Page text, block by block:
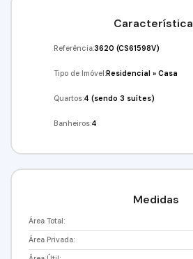
Mercadinho de autoatendimento;-
horasAceita financiamento
visita! (11) 9.8211-2565/ (11) 9.5520-
Referência:3620 (CS61598V)
Tipo de Imóvel:Residencial »Casa
Quartos:4 (sendo 3 suítes)
Banheiros:4
Medidas
Área Total:
Área Privada: